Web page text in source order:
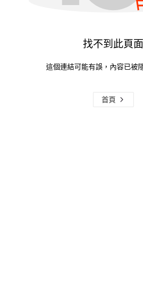
找不到此頁面
這個連結可能有誤，內容已被
首頁